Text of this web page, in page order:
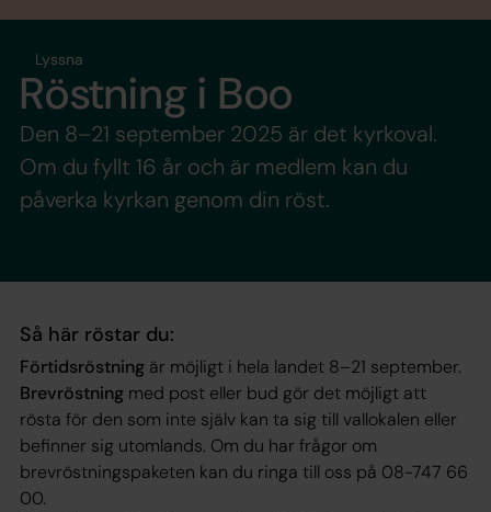
Lyssna
Röstning i Boo
Den 8–21 september 2025 är det kyrkoval.
Om du fyllt 16 år och är medlem kan du
påverka kyrkan genom din röst.
Så här röstar du:
Förtidsröstning är möjligt i hela landet 8–21 september.
Brevröstning med post eller bud gör det möjligt att
rösta för den som inte själv kan ta sig till vallokalen eller
befinner sig utomlands. Om du har frågor om
brevröstningspaketen kan du ringa till oss på 08-747 66
00.